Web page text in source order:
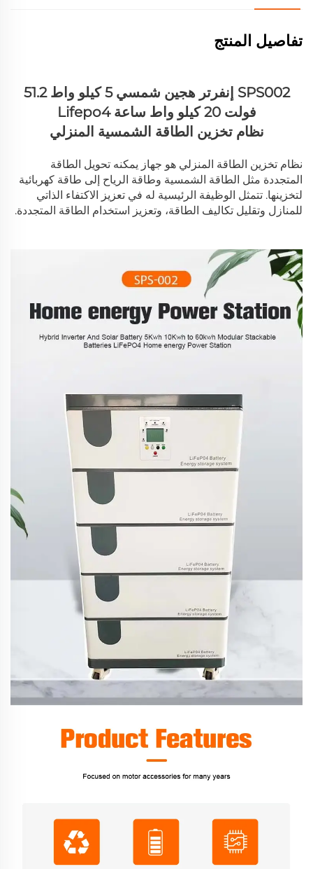
تفاصيل المنتج
SPS002 إنفرتر هجين شمسي 5 كيلو واط 51.2
فولت 20 كيلو واط ساعة Lifepo4
نظام تخزين الطاقة الشمسية المنزلي
نظام تخزين الطاقة المنزلي هو جهاز يمكنه تحويل الطاقة
المتجددة مثل الطاقة الشمسية وطاقة الرياح إلى طاقة كهربائية
لتخزينها. تتمثل الوظيفة الرئيسية له في تعزيز الاكتفاء الذاتي
للمنازل وتقليل تكاليف الطاقة، وتعزيز استخدام الطاقة المتجددة.